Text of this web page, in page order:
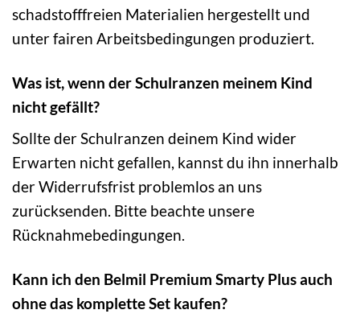
schadstofffreien Materialien hergestellt und
unter fairen Arbeitsbedingungen produziert.
Was ist, wenn der Schulranzen meinem Kind
nicht gefällt?
Sollte der Schulranzen deinem Kind wider
Erwarten nicht gefallen, kannst du ihn innerhalb
der Widerrufsfrist problemlos an uns
zurücksenden. Bitte beachte unsere
Rücknahmebedingungen.
Kann ich den Belmil Premium Smarty Plus auch
ohne das komplette Set kaufen?